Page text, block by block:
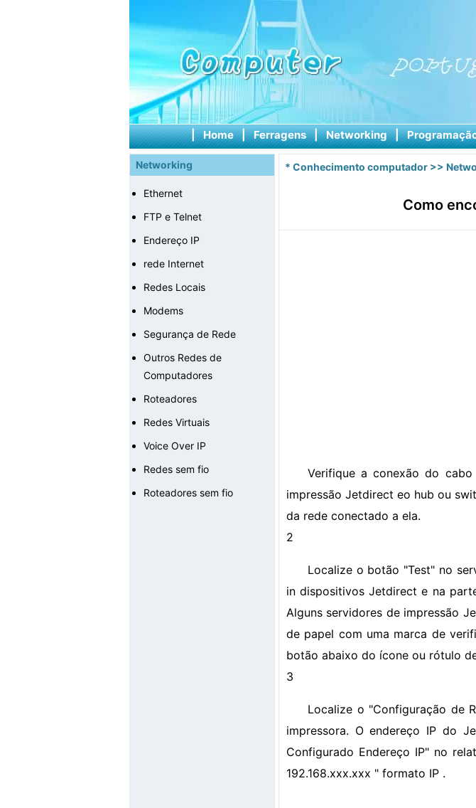
| Home | Ferragens | Networking |
Networking
Ethernet
FTP e Telnet
Endereço IP
rede Internet
Redes Locais
Modems
Segurança de Rede
Outros Redes de
Computadores
Roteadores
Redes Virtuais
Voice Over IP
Redes sem fio
Roteadores sem fio
* Conhecimento computador >>
Como
Verifique a conexão do
impressão Jetdirect eo hub ou
da rede conectado a ela.
2
Localize o botão "Test" no
in dispositivos Jetdirect e na
Alguns servidores de impressão
de papel com uma marca de
botão abaixo do ícone ou rótulo
3
Localize o "Configuração de
impressora. O endereço IP do
Configurado Endereço IP" no
192.168.xxx.xxx " formato IP .